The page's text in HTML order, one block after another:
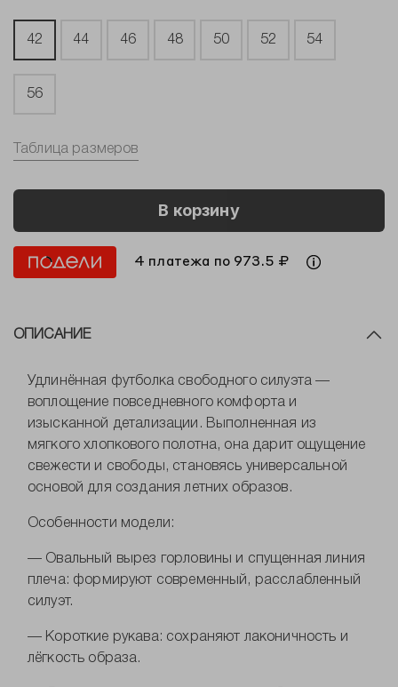
Таблица размеров
В корзину
4 платежа по 973.5 ₽
42 44 46 48 50 52 54
56
ОПИСАНИЕ
Удлинённая футболка свободного силуэта —
воплощение повседневного комфорта и
изысканной детализации. Выполненная из
мягкого хлопкового полотна, она дарит ощущение
свежести и свободы, становясь универсальной
основой для создания летних образов.
Особенности модели:
— Овальный вырез горловины и спущенная линия
плеча: формируют современный, расслабленный
силуэт.
— Короткие рукава: сохраняют лаконичность и
лёгкость образа.